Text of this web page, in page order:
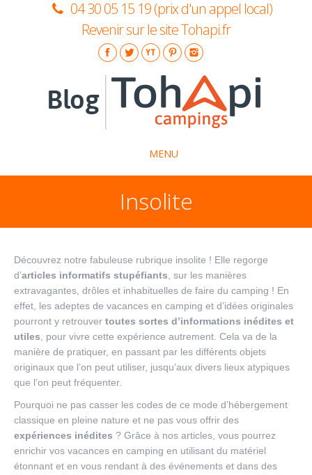
04 30 05 15 19 (prix d'un appel local)
Revenir sur le site Tohapi.fr
MENU
La marque Tohapi
Conseils pratiques
Insolite
Découvrez notre fabuleuse rubrique insolite ! Elle regorge
d’articles informatifs stupéfiants , sur les manières
extravagantes, drôles et inhabituelles de faire du camping ! En
effet, les adeptes de vacances en camping et d’idées originales
pourront y retrouver toutes sortes d’informations inédites et
utiles , pour vivre cette expérience autrement. Cela va de la
manière de pratiquer, en passant par les différents objets
originaux que l’on peut utiliser, jusqu’aux divers lieux atypiques
que l’on peut fréquenter.
Pourquoi ne pas casser les codes de ce mode d’hébergement
classique en pleine nature et ne pas vous offrir des
expériences inédites ? Grâce à nos articles, vous pourrez
enrichir vos vacances en camping en utilisant du matériel
étonnant et en vous rendant à des événements et dans des